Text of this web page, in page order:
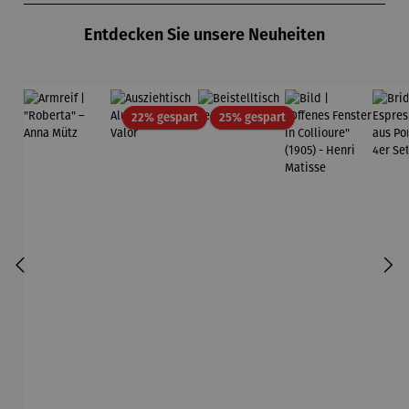
Entdecken Sie unsere Neuheiten
22% gespartRabatt25% gespartRabatt